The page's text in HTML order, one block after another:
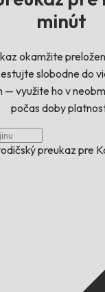
minút
okamžite
slobodne do
— využite ho v
počas doby
preukaz pre